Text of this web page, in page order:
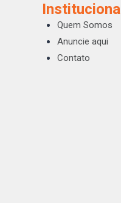
Institucional
Quem Somos
Anuncie aqui
Contato